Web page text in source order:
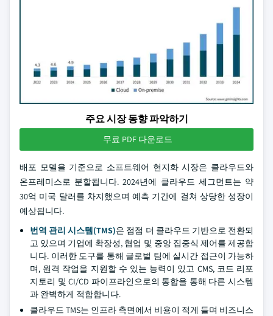
주요 시장 동향 파악하기
무료 PDF 다운로드
배포 모델을 기준으로 소프트웨어 현지화 시장은 클라우드와
온프레미스로 분할됩니다. 2024년에 클라우드 세그먼트는 약
30억 미국 달러를 차지했으며 예측 기간에 걸쳐 상당한 성장이
예상됩니다.
번역 관리 시스템(TMS)은 점점 더 클라우드 기반으로 전환되
고 있으며 기업에 확장성, 협업 및 중앙 집중식 제어를 제공합
니다. 이러한 도구를 통해 글로벌 팀에 실시간 접근이 가능하
며, 원격 작업을 지원할 수 있는 능력이 있고 CMS, 코드 리포
지토리 및 CI/CD 파이프라인으로의 통합을 통해 다른 시스템
과 완벽하게 적합합니다.
클라우드 TMS는 인프라 측면에서 비용이 적게 들며 비즈니스